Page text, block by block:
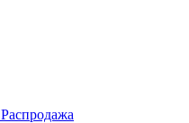
Распродажа